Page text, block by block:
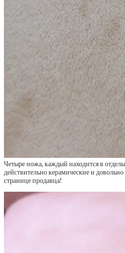
Четыре ножа, каждый находится в
действительно керамические и
странице продавца!